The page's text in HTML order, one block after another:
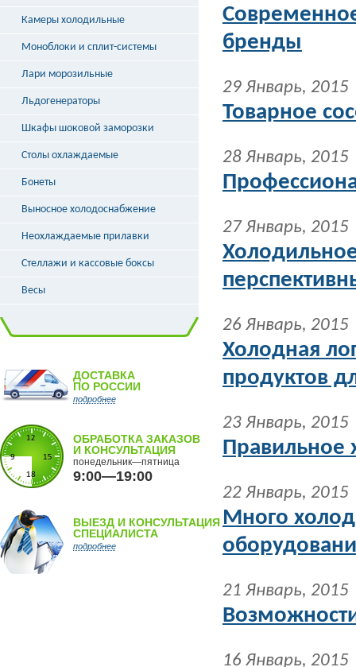
бренды
29 Январь, 2015
Товарное
28 Январь, 2015
27 Январь, 2015
26 Январь, 2015
Холодная
продуктов
23 Январь, 2015
Правильное
22 Январь, 2015
Много
21 Январь, 2015
16 Январь, 2015
Витрины угловые
Витрины «рыба на льду»
Камеры холодильные
Моноблоки и сплит-системы
Лари морозильные
Льдогенераторы
Шкафы шоковой заморозки
Столы охлаждаемые
Бонеты
Выносное холодоснабжение
Неохлаждаемые прилавки
Стеллажи и кассовые боксы
Весы
ДОСТАВКА
ПО РОССИИ
подробнее
ОБРАБОТКА ЗАКАЗОВ
И КОНСУЛЬТАЦИЯ
понедельник—пятница
9:00—19:00
ВЫЕЗД И КОНСУЛЬТАЦИЯ
СПЕЦИАЛИСТА
подробнее